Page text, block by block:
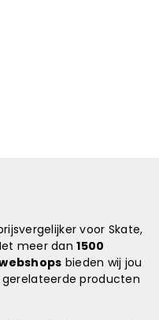
voor Skate,
meer dan1500
bieden wij jou
producten